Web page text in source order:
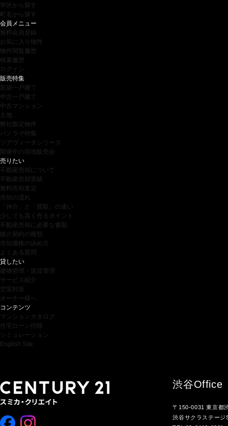
学区から探す
町名から探す
会員メニュー
無料会員登録
お気に入り物件
物件閲覧履歴
検索履歴
ログイン
販売特集
新築一戸建て
中古一戸建て
中古マンション
土地
弊社限定物件
パノラマ特集
ソアヴィータシリーズ
開催中の現地販売会
売りたい
不動産売却について
不動産売却実績
無料売却査定
売却の流れ
「仲介」と「買取」の違い
少しでも高く売るポイント
不動産売却に必要な書類
媒介契約の種類
売却価格の決め方
よくある質問
貸したい
建物管理・賃貸管理
サービス紹介
空室対策
オーナー様へ
コンテンツ
マンションカタログ
住宅ローン控除
シミュレーション
English Site
渋谷Office
〒150-0031 東京都
渋谷サクラステー